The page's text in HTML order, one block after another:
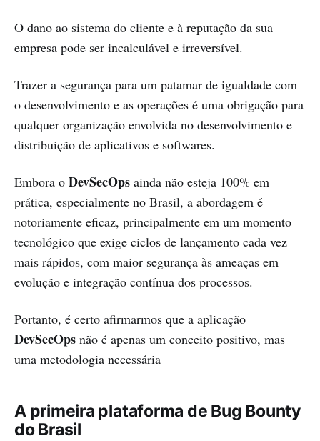
O dano ao sistema do cliente e à reputação da sua
empresa pode ser incalculável e irreversível.
Trazer a segurança para um patamar de igualdade com
o desenvolvimento e as operações é uma obrigação para
qualquer organização envolvida no desenvolvimento e
distribuição de aplicativos e softwares.
Embora o DevSecOps ainda não esteja 100% em
prática, especialmente no Brasil, a abordagem é
notoriamente eficaz, principalmente em um momento
tecnológico que exige ciclos de lançamento cada vez
mais rápidos, com maior segurança às ameaças em
evolução e integração contínua dos processos.
Portanto, é certo afirmarmos que a aplicação
DevSecOps não é apenas um conceito positivo, mas
uma metodologia necessária
A primeira plataforma de Bug Bounty
do Brasil